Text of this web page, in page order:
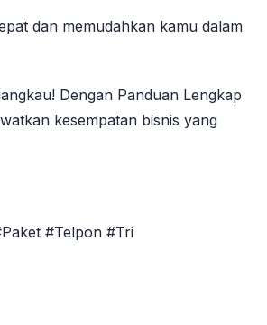
dan memudahkan kamu dalam
Dengan Panduan Lengkap
kesempatan bisnis yang
#Telpon #Tri